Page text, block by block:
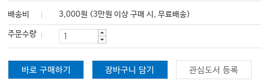
배송비 3,000원 (3만원 이상 구매 시, 무료배송)
주문수량
바로 구매하기 장바구니 담기 관심도서 등록